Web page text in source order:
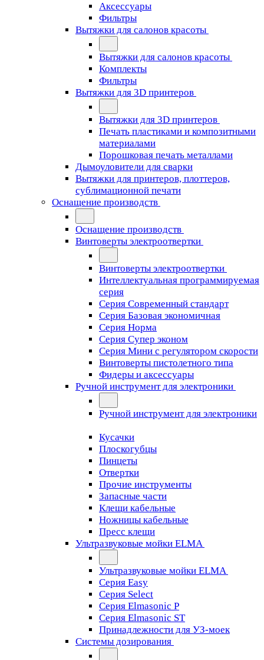
Аксессуары
Фильтры
Вытяжки для салонов красоты
Вытяжки для салонов красоты
Комплекты
Фильтры
Вытяжки для 3D принтеров
Вытяжки для 3D принтеров
Печать пластиками и композитными
материалами
Порошковая печать металлами
Дымоуловители для сварки
Вытяжки для принтеров, плоттеров,
сублимационной печати
Оснащение производств
Оснащение производств
Винтоверты электроотвертки
Винтоверты электроотвертки
Интеллектуальная программируемая
серия
Серия Современный стандарт
Серия Базовая экономичная
Серия Норма
Серия Cупер эконом
Серия Мини с регулятором скорости
Винтоверты пистолетного типа
Фидеры и аксессуары
Ручной инструмент для электроники
Ручной инструмент для электроники
Кусачки
Плоскогубцы
Пинцеты
Отвертки
Прочие инструменты
Запасные части
Клещи кабельные
Ножницы кабельные
Пресс клещи
Ультразвуковые мойки ELMA
Ультразвуковые мойки ELMA
Серия Easy
Серия Select
Серия Elmasonic P
Серия Elmasonic ST
Принадлежности для УЗ-моек
Системы дозирования